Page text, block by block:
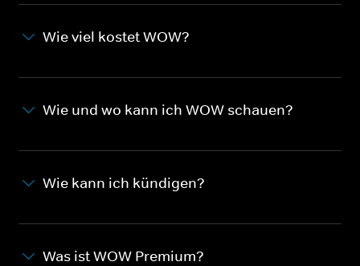
Wie viel kostet WOW?
Wie und wo kann ich WOW schauen?
Wie kann ich kündigen?
Was ist WOW Premium?